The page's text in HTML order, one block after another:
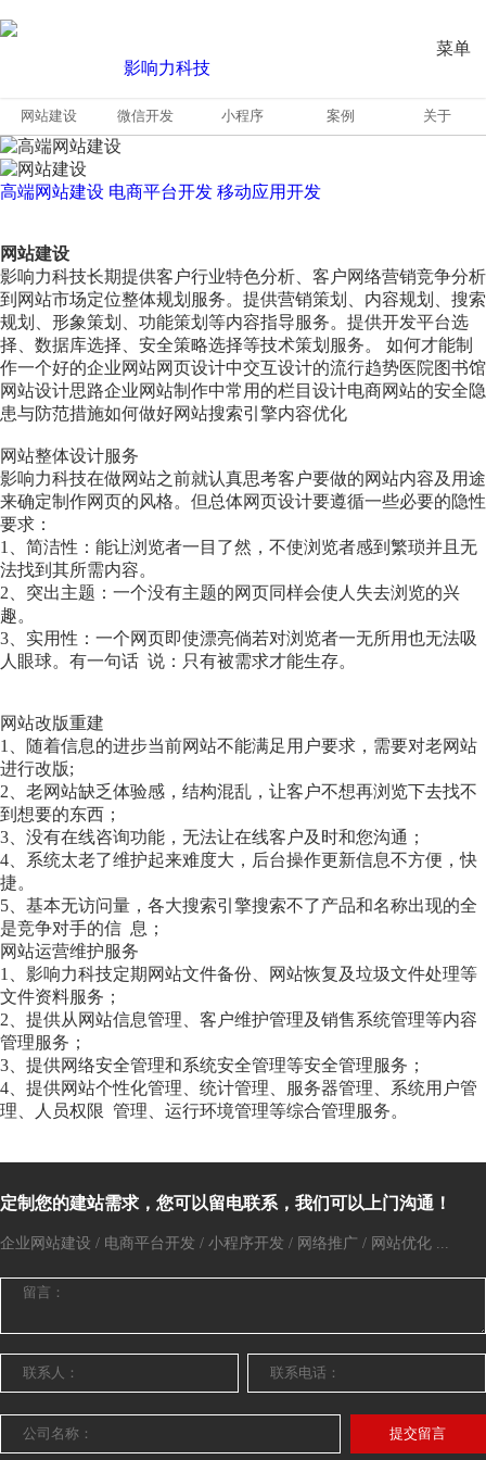
菜单
网站建设 微信开发 小程序 案例 关于
高端网站建设 电商平台开发 移动应用开发
网站建设
影响力科技长期提供客户行业特色分析、客户网络营销竞争分析
到网站市场定位整体规划服务。提供营销策划、内容规划、搜索
规划、形象策划、功能策划等内容指导服务。提供开发平台选
择、数据库选择、安全策略选择等技术策划服务。 如何才能制
作一个好的企业网站网页设计中交互设计的流行趋势医院图书馆
网站设计思路企业网站制作中常用的栏目设计电商网站的安全隐
患与防范措施如何做好网站搜索引擎内容优化
网站整体设计服务
影响力科技在做网站之前就认真思考客户要做的网站内容及用途
来确定制作网页的风格。但总体网页设计要遵循一些必要的隐性
要求：
1、简洁性：能让浏览者一目了然，不使浏览者感到繁琐并且无
法找到其所需内容。
2、突出主题：一个没有主题的网页同样会使人失去浏览的兴
趣。
3、实用性：一个网页即使漂亮倘若对浏览者一无所用也无法吸
人眼球。有一句话 说：只有被需求才能生存。
网站改版重建
1、随着信息的进步当前网站不能满足用户要求，需要对老网站
进行改版;
2、老网站缺乏体验感，结构混乱，让客户不想再浏览下去找不
到想要的东西；
3、没有在线咨询功能，无法让在线客户及时和您沟通；
4、系统太老了维护起来难度大，后台操作更新信息不方便，快
捷。
5、基本无访问量，各大搜索引擎搜索不了产品和名称出现的全
是竞争对手的信 息；
网站运营维护服务
1、影响力科技定期网站文件备份、网站恢复及垃圾文件处理等
文件资料服务；
2、提供从网站信息管理、客户维护管理及销售系统管理等内容
管理服务；
3、提供网络安全管理和系统安全管理等安全管理服务；
4、提供网站个性化管理、统计管理、服务器管理、系统用户管
理、人员权限 管理、运行环境管理等综合管理服务。
定制您的建站需求，您可以留电联系，我们可以上门沟通！
企业网站建设 / 电商平台开发 / 小程序开发 / 网络推广 / 网站优化 ...
提交留言